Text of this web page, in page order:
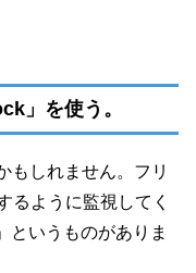
」を使う。
もしれません。フリ
るように監視してく
というものがありま